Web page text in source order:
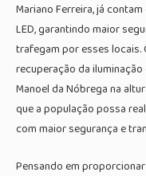
Mariano Ferreira, já
LED, garantindo maior
trafegam por esses
recuperação da
Manoel da Nóbrega na
que a população possa
com maior segurança e
Pensando em